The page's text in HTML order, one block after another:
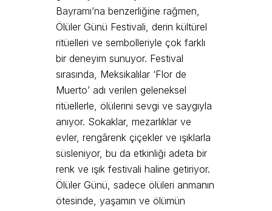
Bayramı’na benzerliğine rağmen,
Ölüler Günü Festivali, derin kültürel
ritüelleri ve sembolleriyle çok farklı
bir deneyim sunuyor. Festival
sırasında, Meksikalılar ‘Flor de
Muerto’ adı verilen geleneksel
ritüellerle, ölülerini sevgi ve saygıyla
anıyor. Sokaklar, mezarlıklar ve
evler, rengârenk çiçekler ve ışıklarla
süsleniyor, bu da etkinliği adeta bir
renk ve ışık festivali haline getiriyor.
Ölüler Günü, sadece ölüleri anmanın
ötesinde, yaşamın ve ölümün